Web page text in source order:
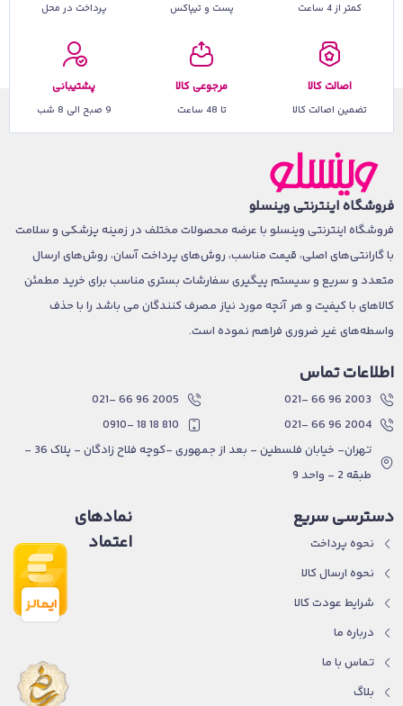
کمتر از 4 ساعت پست و تیپاکس پرداخت در محل
اصالت کالا
تضمین اصالت کالا
مرجوعی کالا
تا 48 ساعت
پشتیبانی
9 صبح الی 8 شب
فروشگاه اینترنتی وینسلو
فروشگاه اینترنتی وینسلو با عرضه محصولات مختلف در زمینه پزشکی و سلامت
با گارانتی‌های اصلی، قیمت مناسب، روش‌های پرداخت آسان، روش‌های ارسال
متعدد و سریع و سیستم پیگیری سفارشات بستری مناسب برای خرید مطمئن
کالاهای با کیفیت و هر آنچه مورد نیاز مصرف کنندگان می باشد را با حذف
واسطه‌های غیر ضروری فراهم نموده است.
اطلاعات تماس
2003 96 66 -021
2004 96 66 -021
2005 96 66 -021
810 18 18 -0910
تهران- خیابان فلسطین - بعد از جمهوری -کوچه فلاح زادگان - پلاک 36 -
طبقه 2 - واحد 9
دسترسی سریع
نحوه پرداخت
نحوه ارسال کالا
شرایط عودت کالا
درباره ما
تماس با ما
بلاگ
نمادهای
اعتماد